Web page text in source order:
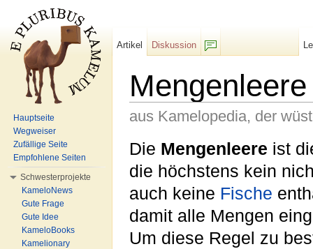
Mengenleere
aus Kamelopedia, der
Die Mengenleere ist
die höchstens kein
auch keine Fische
damit alle Mengen
Um diese Regel zu
Artikel
Diskussion
Hauptseite
Wegweiser
Zufällige Seite
Empfohlene Seiten
Schwesterprojekte
KameloNews
Gute Frage
Gute Idee
KameloBooks
Kamelionary